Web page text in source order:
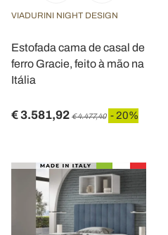
VIADURINI NIGHT DESIGN
Estofada cama de casal de
ferro Gracie, feito à mão na
Itália
€ 3.581,92 € 4.477,40 - 20%